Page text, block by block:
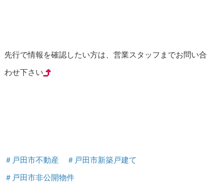
先行で情報を確認したい方は、営業スタッフまでお問い合
わせ下さい
＃戸田市不動産 ＃戸田市新築戸建て
＃戸田市非公開物件